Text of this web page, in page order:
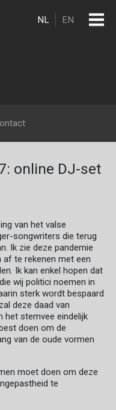
NL EN
online DJ-set
van het valse
songwriters die terug
Ik zie deze pandemie
te rekenen met een
Ik kan enkel hopen dat
wij politici noemen in
sterk wordt bespaard
deze daad van
het stemvee eindelijk
doen om de
van de oude vormen
moet doen om deze
te